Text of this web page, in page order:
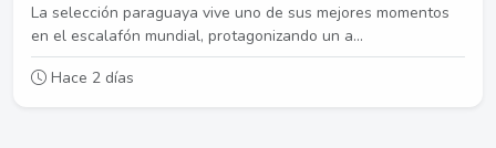
La selección paraguaya vive uno de sus mejores momentos
en el escalafón mundial, protagonizando un a...
Hace 2 días